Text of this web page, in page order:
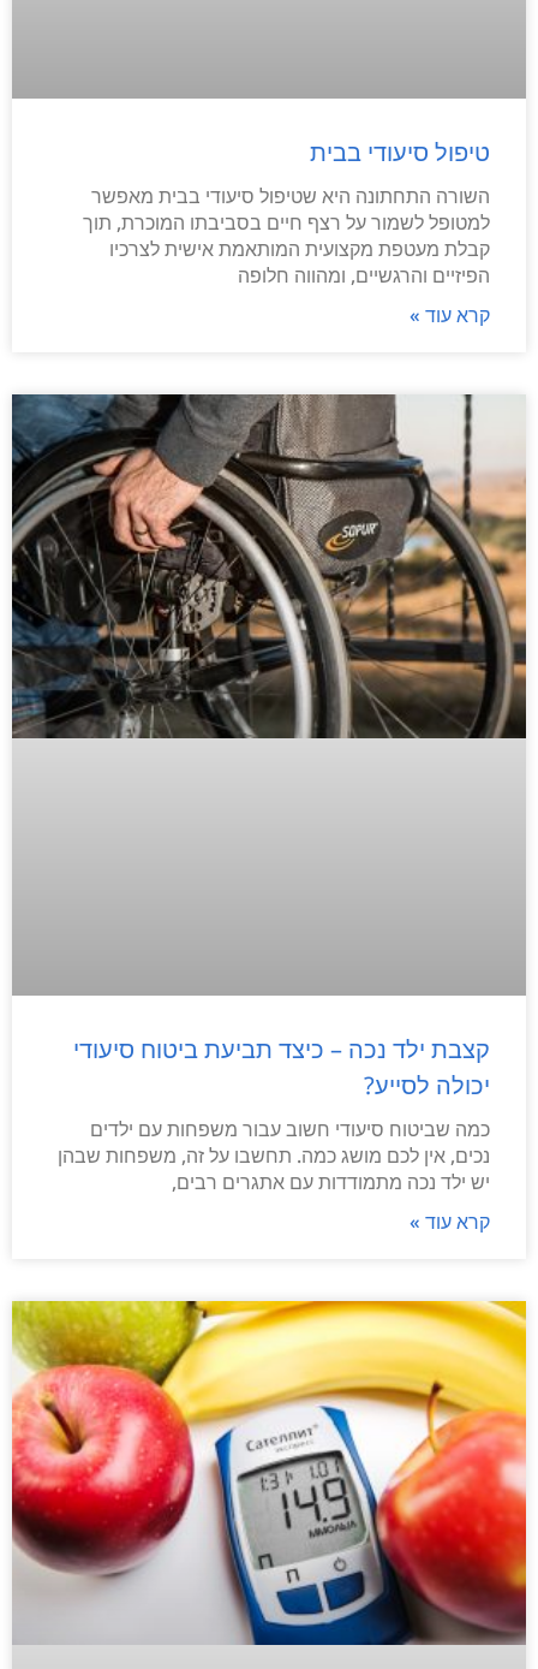
טיפול סיעודי בבית
השורה התחתונה היא שטיפול סיעודי בבית מאפשר
למטופל לשמור על רצף חיים בסביבתו המוכרת, תוך
קבלת מעטפת מקצועית המותאמת אישית לצרכיו
הפיזיים והרגשיים, ומהווה חלופה
קרא עוד »
קצבת ילד נכה – כיצד תביעת ביטוח סיעודי
יכולה לסייע?
כמה שביטוח סיעודי חשוב עבור משפחות עם ילדים
נכים, אין לכם מושג כמה. תחשבו על זה, משפחות שבהן
יש ילד נכה מתמודדות עם אתגרים רבים,
קרא עוד »